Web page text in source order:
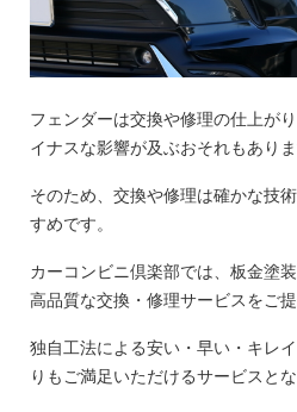
フェンダーは交換や修理の仕上が
イナスな影響が及ぶおそれもありま
そのため、交換や修理は確かな技
すめです。
カーコンビニ倶楽部では、板金塗
高品質な交換・修理サービスをご提
独自工法による安い・早い・キレ
りもご満足いただけるサービスと